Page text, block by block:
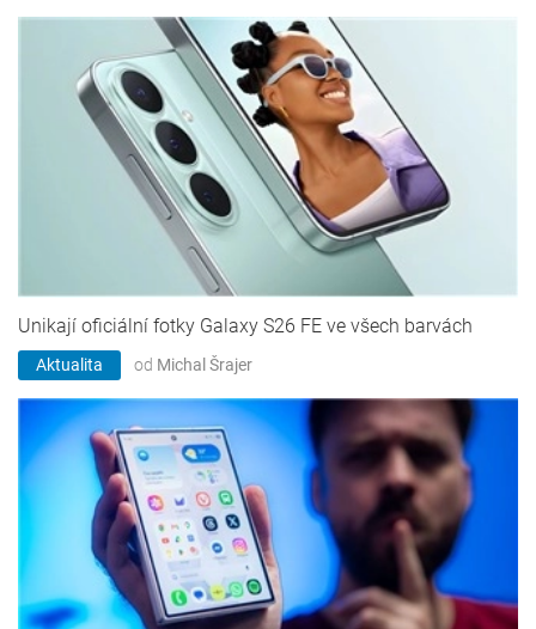
Unikají oficiální fotky Galaxy S26 FE ve všech barvách
Aktualita od Michal Šrajer